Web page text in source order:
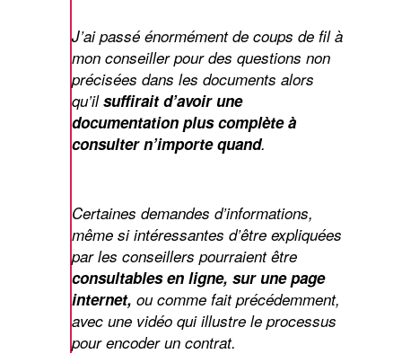
J’ai passé énormément de coups de fil à
mon conseiller pour des questions non
précisées dans les documents alors
qu’ilsuffirait d’avoir une
documentation plus complète à
consulter n’importe quand.
Certaines demandes d’informations,
même si intéressantes d’être expliquées
par les conseillers pourraient être
consultables en ligne, sur une page
internet, ou comme fait précédemment,
avec une vidéo qui illustre le processus
pour encoder un contrat.